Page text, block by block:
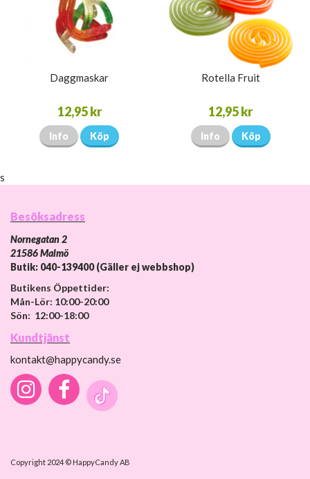
Daggmaskar
12,95 kr
Info Köp
Rotella Fruit
12,95 kr
Info Köp
s
Besöksadress
Nornegatan 2
21586 Malmö
Butik: 040-139400 (Gäller ej webbshop)
Butikens Öppettider:
Mån-Lör: 10:00-20:00
Sön: 12:00-18:00
Kundtjänst
kontakt@happycandy.se
Copyright 2024 © HappyCandy AB